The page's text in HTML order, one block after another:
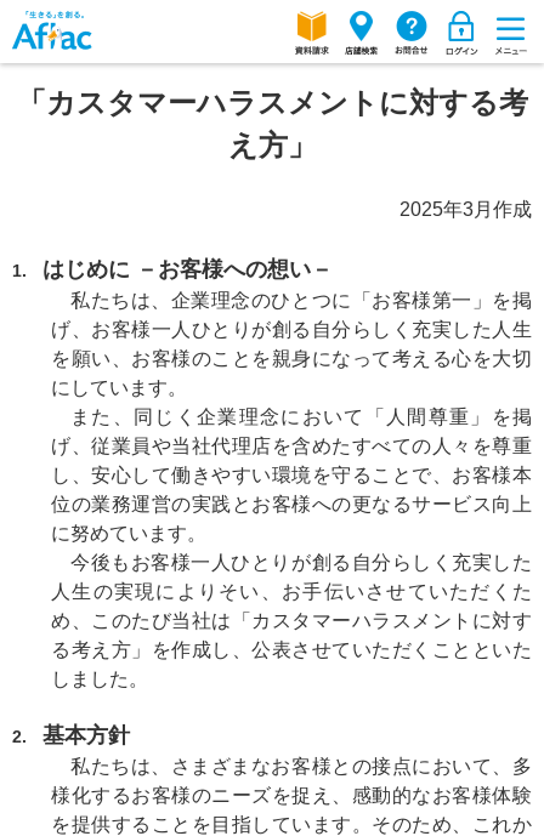
「カスタマーハラスメントに対する考
え方」
2025年3月作成
1. はじめに －お客様への想い－
私たちは、企業理念のひとつに「お客様第一」を掲
げ、お客様一人ひとりが創る自分らしく充実した人生
を願い、お客様のことを親身になって考える心を大切
にしています。
また、同じく企業理念において「人間尊重」を掲
げ、従業員や当社代理店を含めたすべての人々を尊重
し、安心して働きやすい環境を守ることで、お客様本
位の業務運営の実践とお客様への更なるサービス向上
に努めています。
今後もお客様一人ひとりが創る自分らしく充実した
人生の実現によりそい、お手伝いさせていただくた
め、このたび当社は「カスタマーハラスメントに対す
る考え方」を作成し、公表させていただくことといた
しました。
2. 基本方針
私たちは、さまざまなお客様との接点において、多
様化するお客様のニーズを捉え、感動的なお客様体験
を提供することを目指しています。そのため、これか